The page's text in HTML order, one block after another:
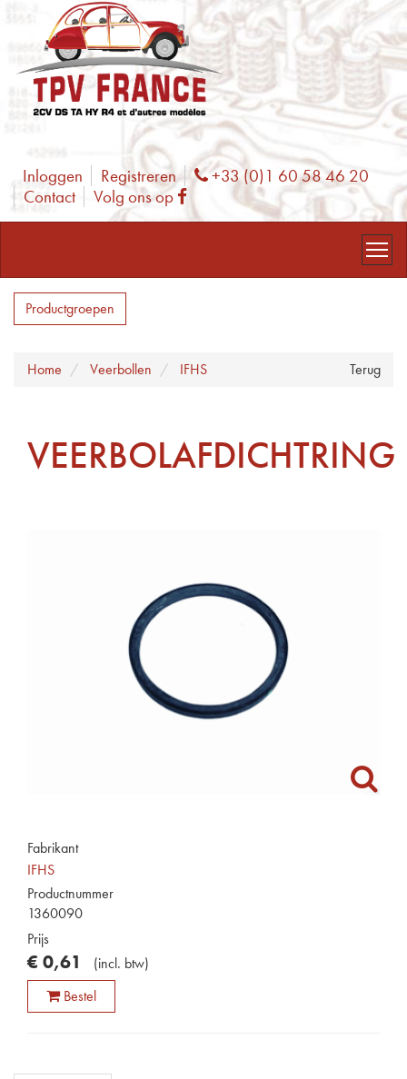
Inloggen Registreren Phone
+33 (0)1 60 58 46 20
Contact
Volg ons op Facebook
Productgroepen
Terug
Home Veerbollen IFHS
VEERBOLAFDICHTRING
Fabrikant
IFHS
Productnummer
1360090
Prijs
€ 0,61 (incl. btw)
Bestel